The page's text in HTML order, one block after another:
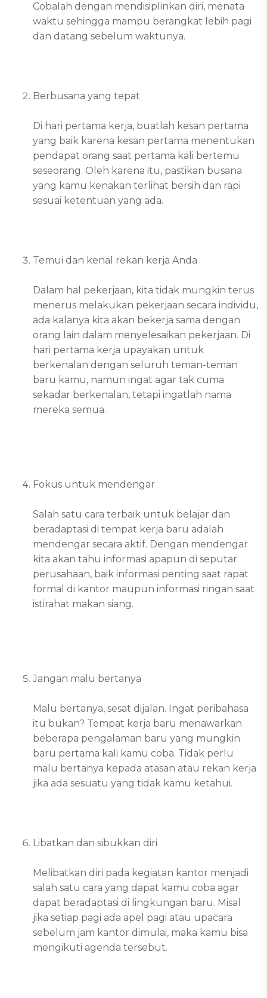
Cobalah dengan mendisiplinkan diri, menata
waktu sehingga mampu berangkat lebih pagi
dan datang sebelum waktunya.
Berbusana yang tepat
Di hari pertama kerja, buatlah kesan pertama
yang baik karena kesan pertama menentukan
pendapat orang saat pertama kali bertemu
seseorang. Oleh karena itu, pastikan busana
yang kamu kenakan terlihat bersih dan rapi
sesuai ketentuan yang ada.
Temui dan kenal rekan kerja Anda
Dalam hal pekerjaan, kita tidak mungkin terus
menerus melakukan pekerjaan secara individu,
ada kalanya kita akan bekerja sama dengan
orang lain dalam menyelesaikan pekerjaan. Di
hari pertama kerja upayakan untuk
berkenalan dengan seluruh teman-teman
baru kamu, namun ingat agar tak cuma
sekadar berkenalan, tetapi ingatlah nama
mereka semua.
Fokus untuk mendengar
Salah satu cara terbaik untuk belajar dan
beradaptasi di tempat kerja baru adalah
mendengar secara aktif. Dengan mendengar
kita akan tahu informasi apapun di seputar
perusahaan, baik informasi penting saat rapat
formal di kantor maupun informasi ringan saat
istirahat makan siang.
Jangan malu bertanya
Malu bertanya, sesat dijalan. Ingat peribahasa
itu bukan? Tempat kerja baru menawarkan
beberapa pengalaman baru yang mungkin
baru pertama kali kamu coba. Tidak perlu
malu bertanya kepada atasan atau rekan kerja
jika ada sesuatu yang tidak kamu ketahui.
Libatkan dan sibukkan diri
Melibatkan diri pada kegiatan kantor menjadi
salah satu cara yang dapat kamu coba agar
dapat beradaptasi di lingkungan baru. Misal
jika setiap pagi ada apel pagi atau upacara
sebelum jam kantor dimulai, maka kamu bisa
mengikuti agenda tersebut.